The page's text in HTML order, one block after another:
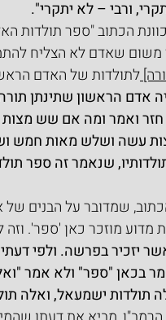
ורבי – לא יתקרי".
הכתוב "ספר תולדות
משום שאדם לא הצליח
לתולדות של האדם
אדם הראשון שתינתן
חזר ואמר ומה אם שש
עשה ושלש מאות חמש
שנאמר זה ספר
שמדובר על הבנים
מוזכר כאן 'ספר'. וזה
יזכיר בפרשה. ולפי
בכאן "ספר" ולא אמר
תולדות ישמעאל, ואלה